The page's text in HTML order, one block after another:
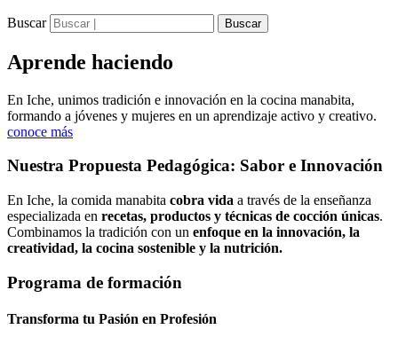
Buscar Buscar
Aprende haciendo
En Iche, unimos tradición e innovación en la cocina manabita,
formando a jóvenes y mujeres en un aprendizaje activo y creativo.
conoce más
Nuestra Propuesta Pedagógica: Sabor e Innovación
En Iche, la comida manabita cobra vida a través de la enseñanza
especializada en recetas, productos y técnicas de cocción únicas.
Combinamos la tradición con un enfoque en la innovación, la
creatividad, la cocina sostenible y la nutrición.
Programa de formación
Transforma tu Pasión en Profesión